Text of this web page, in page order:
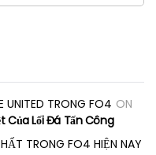
UNITED TRONG FO4 ON
Của Lối Đá Tấn Công
TRONG FO4 HIỆN NAY